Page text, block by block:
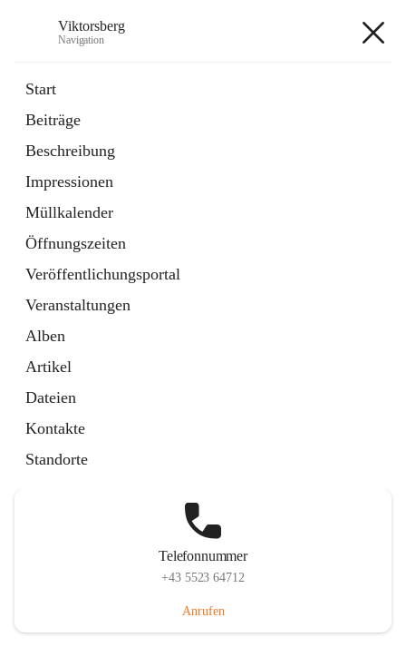
Viktorsberg
Navigation
Start
Beiträge
Beschreibung
Impressionen
Müllkalender
Öffnungszeiten
Veröffentlichungsportal
Veranstaltungen
Alben
Artikel
Dateien
Kontakte
Standorte
1 Schnellzugriff
Bürgerservice
10 Schnellzugriffe
Telefonnummer
+43 5523 64712
Anrufen